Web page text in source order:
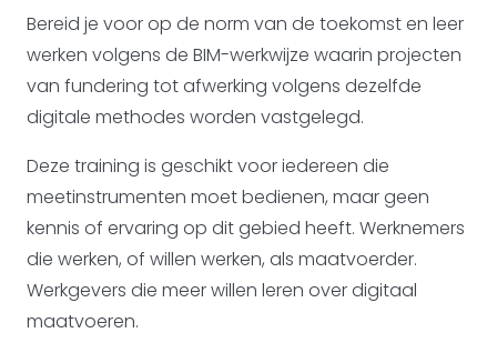
Bereid je voor op de norm van de toekomst en leer
werken volgens de BIM-werkwijze waarin projecten
van fundering tot afwerking volgens dezelfde
digitale methodes worden vastgelegd.
Deze training is geschikt voor iedereen die
meetinstrumenten moet bedienen, maar geen
kennis of ervaring op dit gebied heeft. Werknemers
die werken, of willen werken, als maatvoerder.
Werkgevers die meer willen leren over digitaal
maatvoeren.